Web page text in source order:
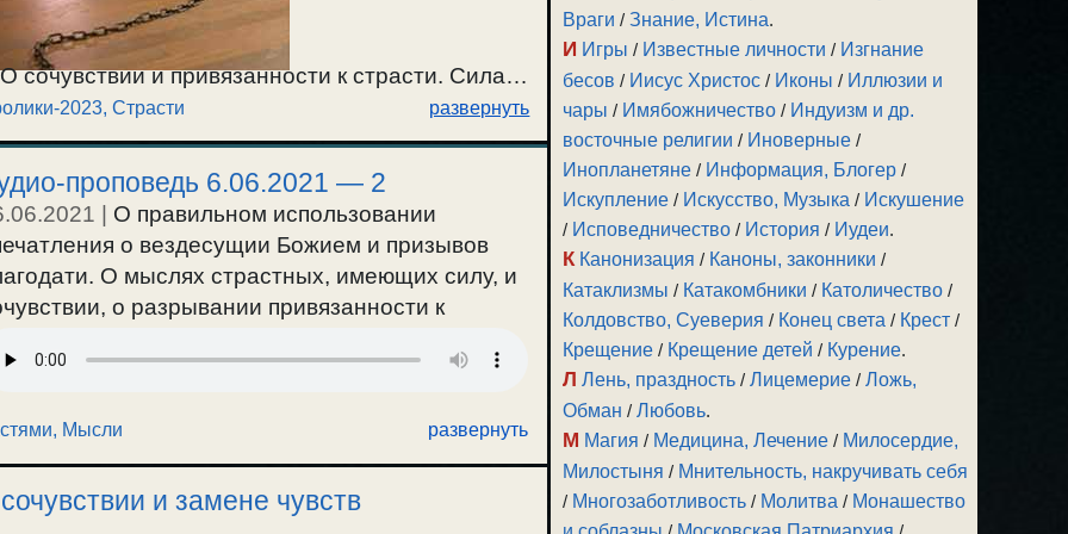
сочувствии и привязанности к страсти. Сила
о борьбе с ней. О вечном мучении из-за
Бог не сразу приходит на помощь в
в этой борьбе? Демоны имеют власть над
бесов, как они привлекают их к себе и
душевное состояние? / 17.02.2023г.
2023, Страсти развернуть
проповедь 6.06.2021 — 2
О правильном использовании
о вездесущии Божием и призывов
О мыслях страстных, имеющих силу, и
о разрывании привязанности к
е воскресенье по Пасхе, о слепорожденном.
, Мысли развернуть
и замене чувств
Враги /Знание, Истина.
И Игры / Известные личности / Изгнание
бесов / Иисус Христос / Иконы / Иллюзии и
чары / Имябожничество / Индуизм и др.
восточные религии / Иноверные /
Инопланетяне / Информация, Блогер /
Искупление / Искусство, Музыка / Искушение
/ Исповедничество / История / Иудеи.
К Канонизация / Каноны, законники /
Катаклизмы / Катакомбники / Католичество /
Колдовство, Суеверия / Конец света / Крест /
Крещение / Крещение детей / Курение.
Л Лень, праздность /Лицемерие /Ложь,
Обман /Любовь.
М Магия / Медицина, Лечение / Милосердие,
Милостыня / Мнительность, накручивать себя
/ Многозаботливость / Молитва / Монашество